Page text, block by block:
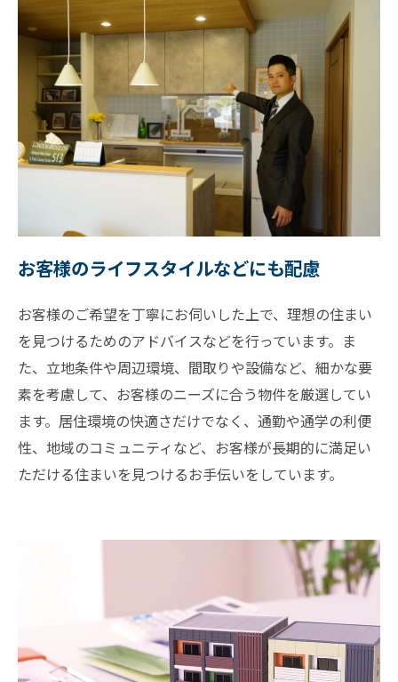
お客様のライフスタイルなどにも配慮
お客様のご希望を丁寧にお伺いした上で、理想の住まい
を見つけるためのアドバイスなどを行っています。ま
た、立地条件や周辺環境、間取りや設備など、細かな要
素を考慮して、お客様のニーズに合う物件を厳選してい
ます。居住環境の快適さだけでなく、通勤や通学の利便
性、地域のコミュニティなど、お客様が長期的に満足い
ただける住まいを見つけるお手伝いをしています。